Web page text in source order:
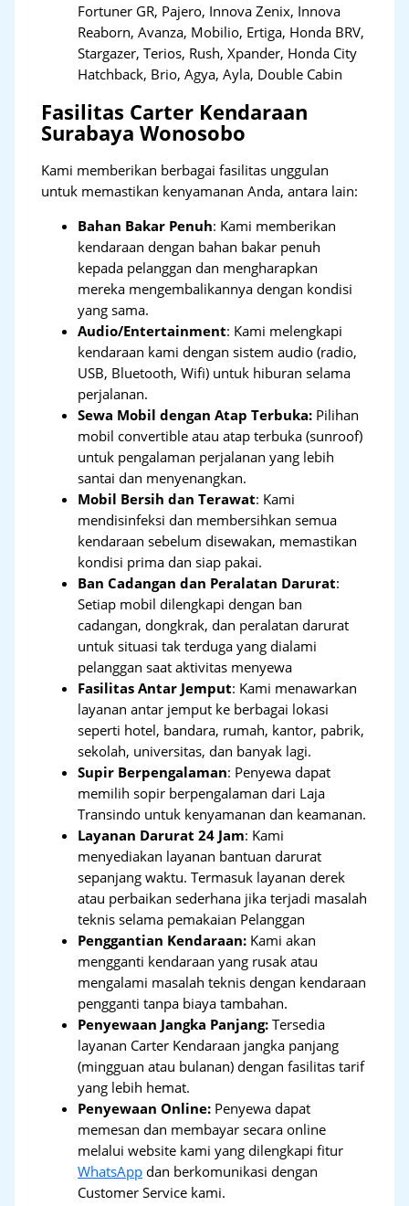
Fortuner GR, Pajero, Innova Zenix, Innova
Reaborn, Avanza, Mobilio, Ertiga, Honda BRV,
Stargazer, Terios, Rush, Xpander, Honda City
Hatchback, Brio, Agya, Ayla, Double Cabin
Fasilitas Carter Kendaraan
Surabaya Wonosobo
Kami memberikan berbagai fasilitas unggulan
untuk memastikan kenyamanan Anda, antara lain:
Bahan Bakar Penuh: Kami memberikan
kendaraan dengan bahan bakar penuh
kepada pelanggan dan mengharapkan
mereka mengembalikannya dengan kondisi
yang sama.
Audio/Entertainment: Kami melengkapi
kendaraan kami dengan sistem audio (radio,
USB, Bluetooth, Wifi) untuk hiburan selama
perjalanan.
Sewa Mobil dengan Atap Terbuka: Pilihan
mobil convertible atau atap terbuka (sunroof)
untuk pengalaman perjalanan yang lebih
santai dan menyenangkan.
Mobil Bersih dan Terawat: Kami
mendisinfeksi dan membersihkan semua
kendaraan sebelum disewakan, memastikan
kondisi prima dan siap pakai.
Ban Cadangan dan Peralatan Darurat:
Setiap mobil dilengkapi dengan ban
cadangan, dongkrak, dan peralatan darurat
untuk situasi tak terduga yang dialami
pelanggan saat aktivitas menyewa
Fasilitas Antar Jemput: Kami menawarkan
layanan antar jemput ke berbagai lokasi
seperti hotel, bandara, rumah, kantor, pabrik,
sekolah, universitas, dan banyak lagi.
Supir Berpengalaman: Penyewa dapat
memilih sopir berpengalaman dari Laja
Transindo untuk kenyamanan dan keamanan.
Layanan Darurat 24 Jam: Kami
menyediakan layanan bantuan darurat
sepanjang waktu. Termasuk layanan derek
atau perbaikan sederhana jika terjadi masalah
teknis selama pemakaian Pelanggan
Penggantian Kendaraan: Kami akan
mengganti kendaraan yang rusak atau
mengalami masalah teknis dengan kendaraan
pengganti tanpa biaya tambahan.
Penyewaan Jangka Panjang: Tersedia
layanan Carter Kendaraan jangka panjang
(mingguan atau bulanan) dengan fasilitas tarif
yang lebih hemat.
Penyewaan Online: Penyewa dapat
memesan dan membayar secara online
melalui website kami yang dilengkapi fitur
WhatsApp dan berkomunikasi dengan
Customer Service kami.